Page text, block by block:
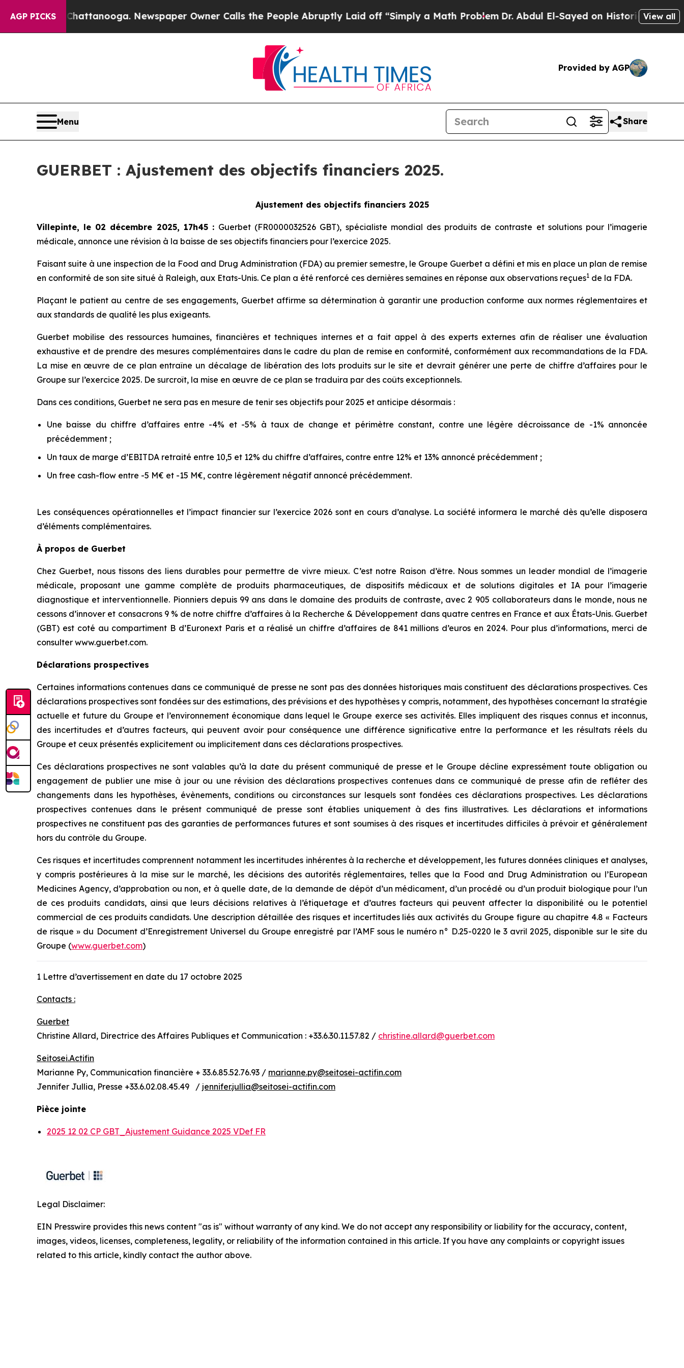
AGP PICKS
in Chattanooga. Newspaper Owner Calls the People Abruptly Laid off “Simply a Math Problem Dr. Abdul El-Sayed on Historic Michigan Win:
View all
Provided by AGP
Menu Share
GUERBET : Ajustement des objectifs financiers 2025.
Ajustement des objectifs financiers 2025
Villepinte, le 02 décembre 2025, 17h45: Guerbet (FR0000032526 GBT), spécialiste mondial des produits de contraste et solutions pour l’imagerie
médicale, annonce une révision à la baisse de ses objectifs financiers pour l’exercice 2025.
Faisant suite à une inspection de la Food and Drug Administration (FDA) au premier semestre, le Groupe Guerbet a défini et mis en place un plan de remise
en conformité de son site situé à Raleigh, aux Etats-Unis. Ce plan a été renforcé ces dernières semaines en réponse aux observations reçues1 de la FDA.
Plaçant le patient au centre de ses engagements, Guerbet affirme sa détermination à garantir une production conforme aux normes réglementaires et
aux standards de qualité les plus exigeants.
Guerbet mobilise des ressources humaines, financières et techniques internes et a fait appel à des experts externes afin de réaliser une évaluation
exhaustive et de prendre des mesures complémentaires dans le cadre du plan de remise en conformité, conformément aux recommandations de la FDA.
La mise en œuvre de ce plan entraîne un décalage de libération des lots produits sur le site et devrait générer une perte de chiffre d’affaires pour le
Groupe sur l’exercice 2025. De surcroît, la mise en œuvre de ce plan se traduira par des coûts exceptionnels.
Dans ces conditions, Guerbet ne sera pas en mesure de tenir ses objectifs pour 2025 et anticipe désormais :
Une baisse du chiffre d’affaires entre -4% et -5% à taux de change et périmètre constant, contre une légère décroissance de -1% annoncée
précédemment ;
Un taux de marge d’EBITDA retraité entre 10,5 et 12% du chiffre d’affaires, contre entre 12% et 13% annoncé précédemment ;
Un free cash-flow entre -5 M€ et -15 M€, contre légèrement négatif annoncé précédemment.
Les conséquences opérationnelles et l’impact financier sur l’exercice 2026 sont en cours d’analyse. La société informera le marché dès qu’elle disposera
d’éléments complémentaires.
À propos de Guerbet
Chez Guerbet, nous tissons des liens durables pour permettre de vivre mieux. C’est notre Raison d’être. Nous sommes un leader mondial de l’imagerie
médicale, proposant une gamme complète de produits pharmaceutiques, de dispositifs médicaux et de solutions digitales et IA pour l’imagerie
diagnostique et interventionnelle. Pionniers depuis 99 ans dans le domaine des produits de contraste, avec 2 905 collaborateurs dans le monde, nous ne
cessons d’innover et consacrons 9 % de notre chiffre d’affaires à la Recherche & Développement dans quatre centres en France et aux États-Unis. Guerbet
(GBT) est coté au compartiment B d’Euronext Paris et a réalisé un chiffre d’affaires de 841 millions d’euros en 2024. Pour plus d’informations, merci de
consulter www.guerbet.com.
Déclarations prospectives
Certaines informations contenues dans ce communiqué de presse ne sont pas des données historiques mais constituent des déclarations prospectives. Ces
déclarations prospectives sont fondées sur des estimations, des prévisions et des hypothèses y compris, notamment, des hypothèses concernant la stratégie
actuelle et future du Groupe et l’environnement économique dans lequel le Groupe exerce ses activités. Elles impliquent des risques connus et inconnus,
des incertitudes et d’autres facteurs, qui peuvent avoir pour conséquence une différence significative entre la performance et les résultats réels du
Groupe et ceux présentés explicitement ou implicitement dans ces déclarations prospectives.
Ces déclarations prospectives ne sont valables qu’à la date du présent communiqué de presse et le Groupe décline expressément toute obligation ou
engagement de publier une mise à jour ou une révision des déclarations prospectives contenues dans ce communiqué de presse afin de refléter des
changements dans les hypothèses, évènements, conditions ou circonstances sur lesquels sont fondées ces déclarations prospectives. Les déclarations
prospectives contenues dans le présent communiqué de presse sont établies uniquement à des fins illustratives. Les déclarations et informations
prospectives ne constituent pas des garanties de performances futures et sont soumises à des risques et incertitudes difficiles à prévoir et généralement
hors du contrôle du Groupe.
Ces risques et incertitudes comprennent notamment les incertitudes inhérentes à la recherche et développement, les futures données cliniques et analyses,
y compris postérieures à la mise sur le marché, les décisions des autorités réglementaires, telles que la Food and Drug Administration ou l’European
Medicines Agency, d’approbation ou non, et à quelle date, de la demande de dépôt d’un médicament, d’un procédé ou d’un produit biologique pour l’un
de ces produits candidats, ainsi que leurs décisions relatives à l’étiquetage et d’autres facteurs qui peuvent affecter la disponibilité ou le potentiel
commercial de ces produits candidats. Une description détaillée des risques et incertitudes liés aux activités du Groupe figure au chapitre 4.8 « Facteurs
de risque » du Document d’Enregistrement Universel du Groupe enregistré par l’AMF sous le numéro n° D.25-0220 le 3 avril 2025, disponible sur le site du
Groupe (www.guerbet.com)
1 Lettre d’avertissement en date du 17 octobre 2025
Contacts :
Guerbet
Christine Allard, Directrice des Affaires Publiques et Communication : +33.6.30.11.57.82 / christine.allard@guerbet.com
Seitosei.Actifin
Marianne Py, Communication financière + 33.6.85.52.76.93 / marianne.py@seitosei-actifin.com
Jennifer Jullia, Presse +33.6.02.08.45.49 / jennifer.jullia@seitosei-actifin.com
Pièce jointe
2025 12 02 CP GBT_Ajustement Guidance 2025 VDef FR
Legal Disclaimer:
EIN Presswire provides this news content "as is" without warranty of any kind. We do not accept any responsibility or liability for the accuracy, content,
images, videos, licenses, completeness, legality, or reliability of the information contained in this article. If you have any complaints or copyright issues
related to this article, kindly contact the author above.